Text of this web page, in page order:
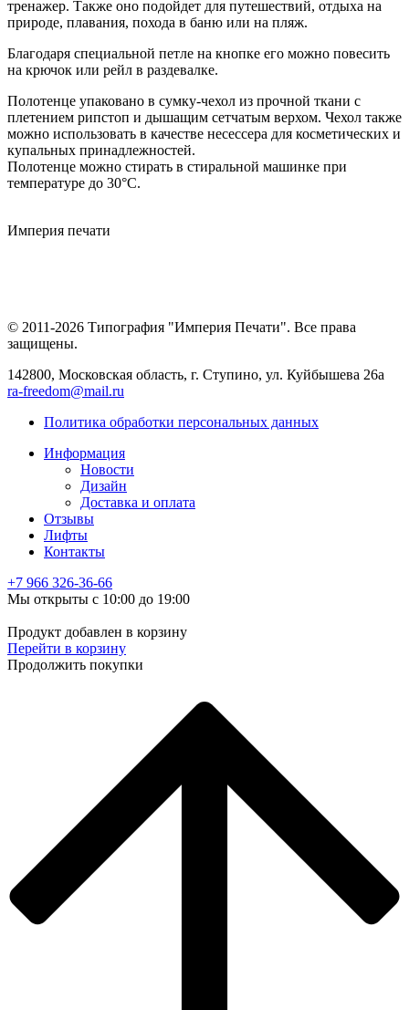
тренажер. Также оно подойдет для путешествий, отдыха на
природе, плавания, похода в баню или на пляж.
Благодаря специальной петле на кнопке его можно повесить
на крючок или рейл в раздевалке.
Полотенце упаковано в сумку-чехол из прочной ткани с
плетением рипстоп и дышащим сетчатым верхом. Чехол также
можно использовать в качестве несессера для косметических и
купальных принадлежностей.
Полотенце можно стирать в стиральной машинке при
температуре до 30°C.
Империя печати
© 2011-2026 Типография "Империя Печати". Все права
защищены.
142800, Московская область, г. Ступино, ул. Куйбышева 26а
ra-freedom@mail.ru
Политика обработки персональных данных
Информация
Новости
Дизайн
Доставка и оплата
Отзывы
Лифты
Контакты
+7 966 326-36-66
Мы открыты с 10:00 до 19:00
Продукт добавлен в корзину
Перейти в корзину
Продолжить покупки